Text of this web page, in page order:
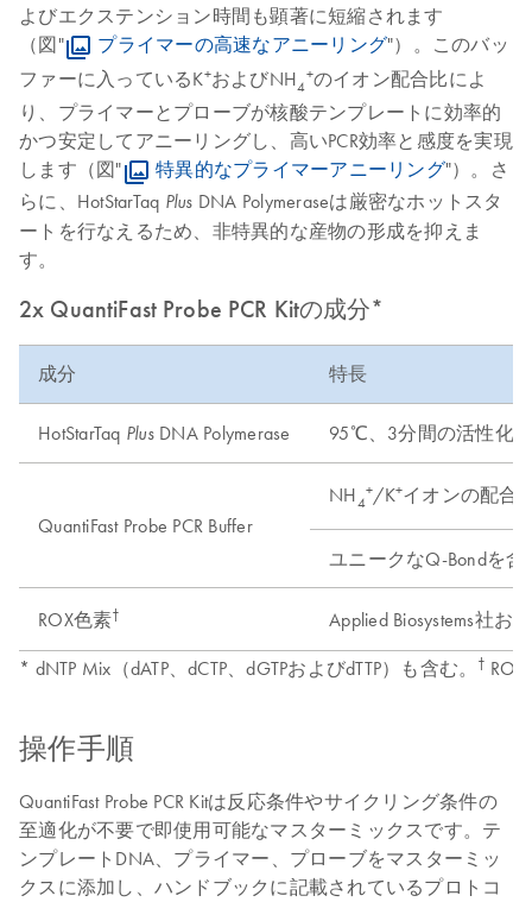
よびエクステンション時間も顕著に短縮されます
（図"
プライマーの高速なアニーリング"）。このバッ
ファーに入っているK+およびNH4
+のイオン配合比によ
り、プライマーとプローブが核酸テンプレートに効率的
かつ安定してアニーリングし、高いPCR効率と感度を実現
します（図"
特異的なプライマーアニーリング"）。さ
らに、HotStarTaq Plus DNA Polymeraseは厳密なホットスタ
ートを行なえるため、非特異的な産物の形成を抑えま
す。
2x QuantiFast Probe PCR Kitの成分*
成分 特長
HotStarTaq PlusDNA Polymerase 95℃、3分間の活性化
QuantiFast Probe PCR Buffer
NH4
+/K+イオンの配合
ユニークなQ-Bondを含
ROX色素† Applied Biosystems社
* dNTP Mix（dATP、dCTP、dGTPおよびdTTP）も含む。 †
操作手順
QuantiFast Probe PCR Kitは反応条件やサイクリング条件の
至適化が不要で即使用可能なマスターミックスです。テ
ンプレートDNA、プライマー、プローブをマスターミッ
クスに添加し、ハンドブックに記載されているプロトコ